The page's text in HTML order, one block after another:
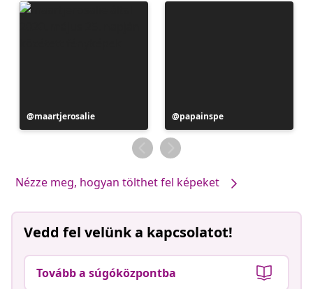
Bejegyzés
közzétevője
maartjerosalie
Bejegyzés
közzétevője
papainspe
Nézze meg, hogyan tölthet fel képeket
Vedd fel velünk a kapcsolatot!
Tovább a súgóközpontba